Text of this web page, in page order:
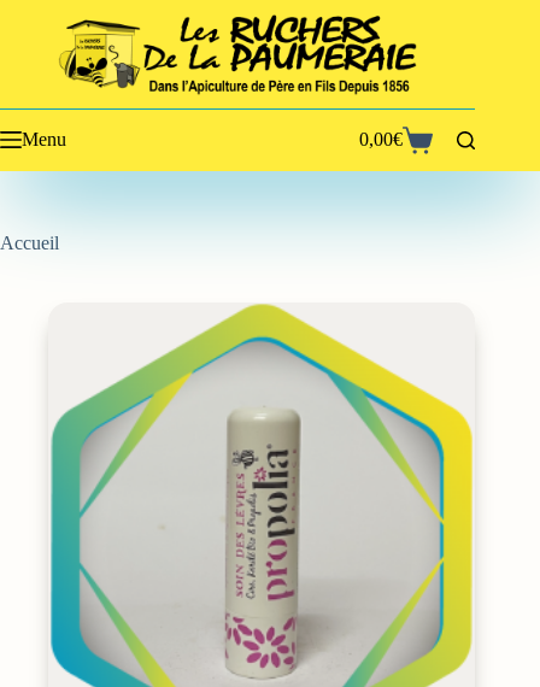
Menu
Panier
d’achat
0,00€
Accueil